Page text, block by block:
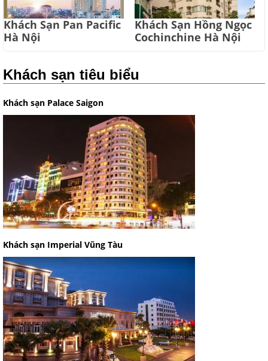
Khách Sạn Pan Pacific
Hà Nội
Khách Sạn Hồng Ngọc
Cochinchine Hà Nội
Khách sạn tiêu biểu
Khách sạn Palace Saigon
Khách sạn Imperial Vũng Tàu